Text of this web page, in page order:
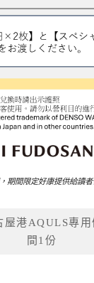
期間限定好康提供給讀者
港AQULS專用
間1份